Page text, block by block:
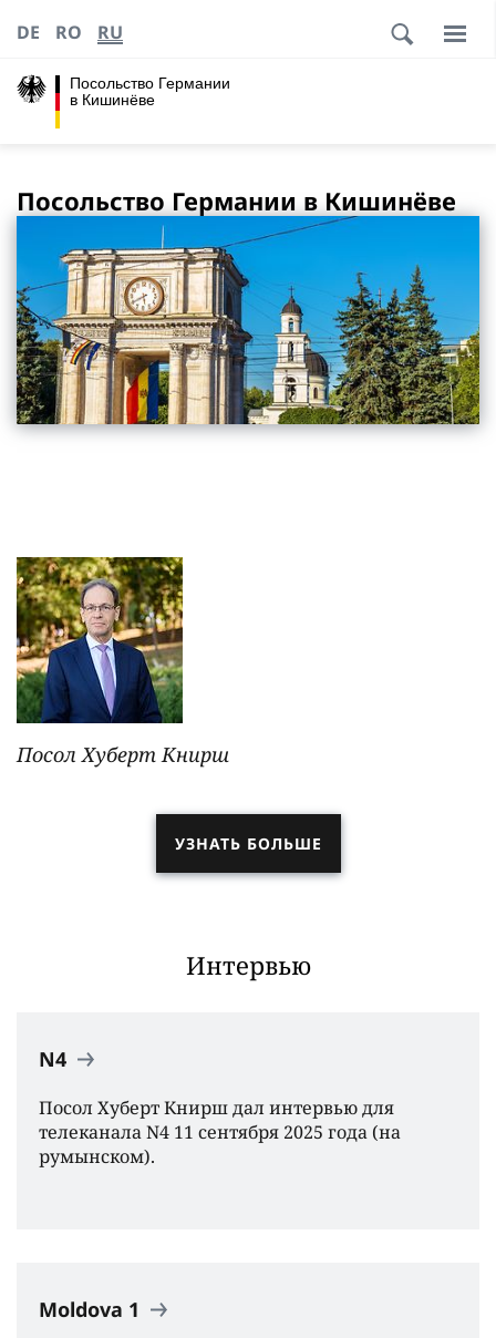
Посольство Германии
в Кишинёве
DE RO RU
Посольство Германии в Кишинёве
Посол Хуберт Книрш
УЗНАТЬ БОЛЬШЕ
Интервью
N4
Посол Хуберт Книрш дал интервью для
телеканала N4 11 сентября 2025 года (на
румынском).
Moldova 1